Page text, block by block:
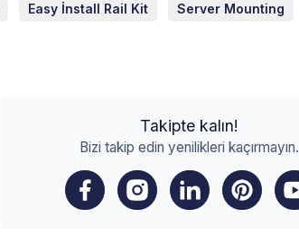
Easy İnstall Rail Kit Server Mounting
Takipte kalın!
Bizi takip edin yenilikleri kaçırmayın.